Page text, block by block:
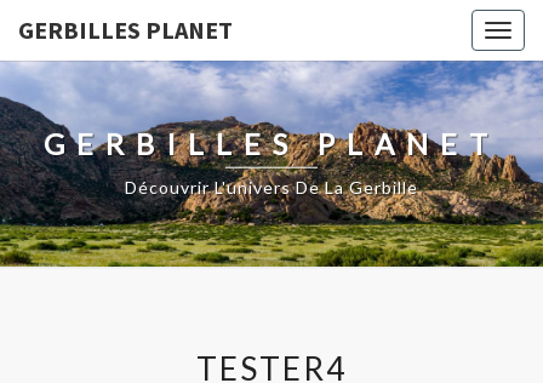
GERBILLES PLANET
GERBILLES PLANET
Découvrir L'univers De La Gerbille
TESTER4